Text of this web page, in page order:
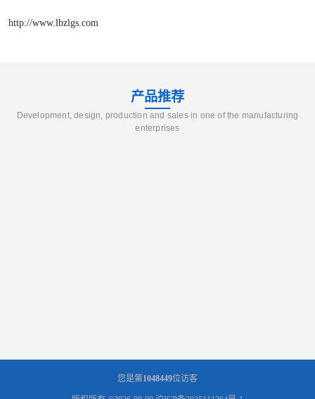
http://www.lbzlgs.com
产品推荐
Development, design, production and sales in one of the manufacturing
enterprises
您是第1048449位访客